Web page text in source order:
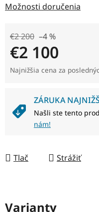
Možnosti doručenia
€2 200 –4 %
€2 100
Jednotková cena:
Najnižšia cena za
ZÁRUKA
Našli ste tento
nám!
Tlač Strážiť
Varianty